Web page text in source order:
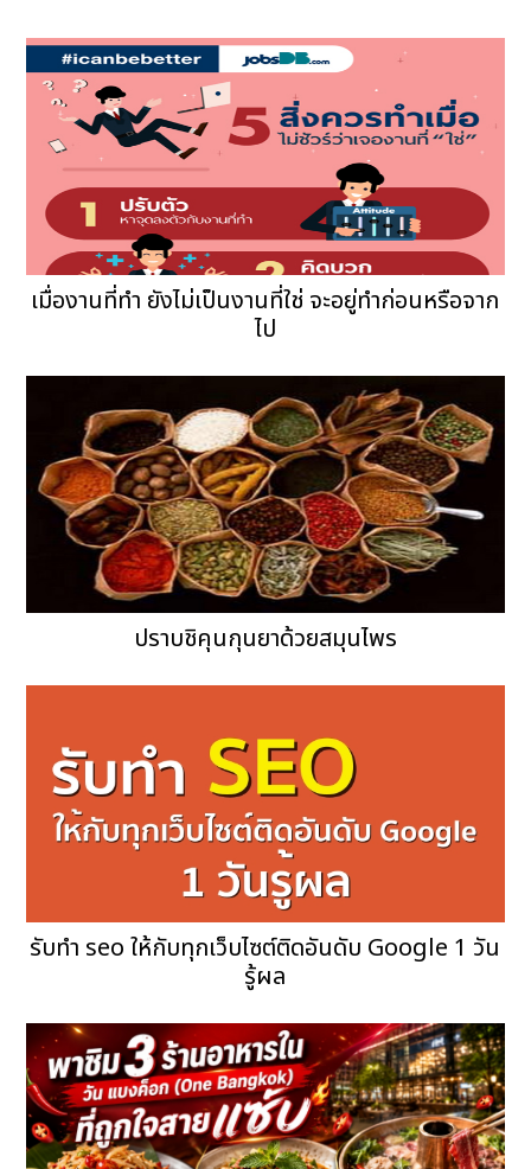
เมื่องานที่ทำ ยังไม่เป็นงานที่ใช่ จะอยู่ทำก่อนหรือจาก
ไป
ปราบชิคุนกุนยาด้วยสมุนไพร
รับทำ seo ให้กับทุกเว็บไซต์ติดอันดับ Google 1 วัน
รู้ผล